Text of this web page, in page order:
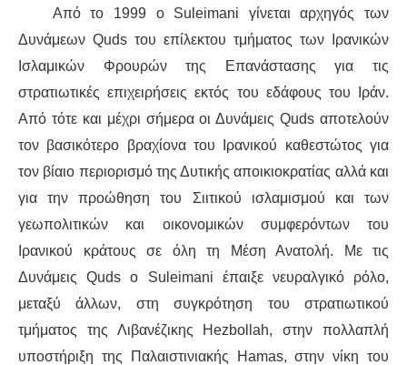
Από το 1999 ο Suleimani γίνεται αρχηγός των
Δυνάμεων Quds του επίλεκτου τμήματος των Ιρανικών
Ισλαμικών Φρουρών της Επανάστασης για τις
στρατιωτικές επιχειρήσεις εκτός του εδάφους του Ιράν.
Από τότε και μέχρι σήμερα οι Δυνάμεις Quds αποτελούν
τον βασικότερο βραχίονα του Ιρανικού καθεστώτος για
τον βίαιο περιορισμό της Δυτικής αποικιοκρατίας αλλά και
για την προώθηση του Σιιτικού ισλαμισμού και των
γεωπολιτικών και οικονομικών συμφερόντων του
Ιρανικού κράτους σε όλη τη Μέση Ανατολή. Με τις
Δυνάμεις Quds ο Suleimani έπαιξε νευραλγικό ρόλο,
μεταξύ άλλων, στη συγκρότηση του στρατιωτικού
τμήματος της Λιβανέζικης Hezbollah, στην πολλαπλή
υποστήριξη της Παλαιστινιακής Hamas, στην νίκη του